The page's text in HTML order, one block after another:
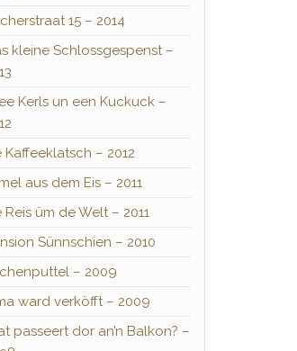
15 – 2014
kleine Schlossgespenst –
Kerls un een Kuckuck –
Kaffeeklatsch – 2012
aus dem Eis – 2011
Reis üm de Welt – 2011
Sünnschien – 2010
– 2009
ward verköfft – 2009
passeert dor an’n Balkon? –